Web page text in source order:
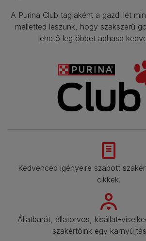
A Purina Club tagjaként a gazdi lét
melletted leszünk, hogy szakszerű
lehető legtöbbet adhasd
Kedvenced igényeire szabott
cikkek.​
Állatbarát, állatorvos, kisállat-
szakértőink egy